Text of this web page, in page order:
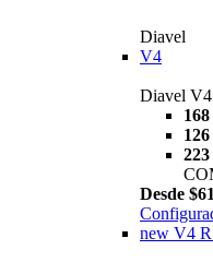
Diavel
V4
Diavel V4
Desde
new V4